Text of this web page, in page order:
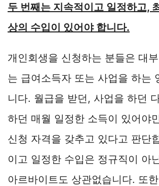
두 번째는 지속적이고 일정하고,
상의 수입이 있어야 합니다.
개인회생을 신청하는 분들은 대
는 급여소득자 또는 사업을 하는
니다. 월급을 받던, 사업을 하던
하던 매월 일정한 소득이 있어야
신청 자격을 갖추고 있다고 판단
이고 일정한 수입은 정규직이 아
아르바이트도 상관없습니다. 또